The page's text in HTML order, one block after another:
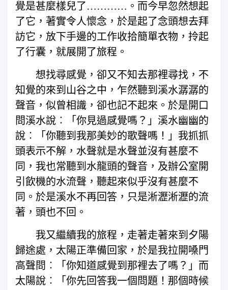
覺是甚麼樣兒了…………。而今早忽然想起
了它，著實令人懷念，於是起了念頭想去拜
訪它，放下手邊的工作收拾簡單衣物，拎起
了行囊，就展開了旅程。
想找尋感覺，卻又不知去那裡尋找，不
知覺的來到山谷之中，乍然聽到溪水潺潺的
聲音，似曾相識，卻也記不起來。於是開口
問溪水說︰「你見過感覺嗎？」溪水幽幽的
說︰「你聽到我那美妙的歌聲嗎！」我抓抓
頭表示不解，水聲就是水聲並沒有甚麼不
同，我也常聽到水龍頭的聲音，及辦公室開
引飲機的水流聲，聽起來似乎沒有甚麼不
同。於是溪水不再回答，只是淅瀝淅瀝的流
著，頭也不回。
我又繼續我的旅程，走著走著來到夕陽
歸途處，太陽正準備回家，於是我拉開嗓門
高聲問︰「你知道感覺到那裡去了嗎？」而
太陽說︰「你先回答我一個問題！那個時候